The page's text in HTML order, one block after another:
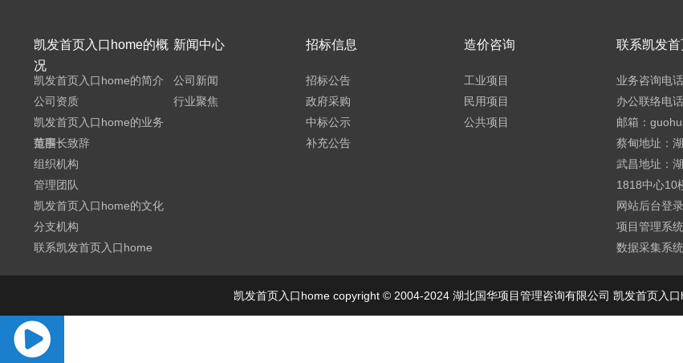
凯发首页入口home的概
况
凯发首页入口home的简介
公司资质
凯发首页入口home的业务
范围
董事长致辞
组织机构
管理团队
凯发首页入口home的文化
分支机构
联系凯发首页入口home
新闻中心
公司新闻
行业聚焦
招标信息
招标公告
政府采购
中标公示
补充公告
造价咨询
工业项目
民用项目
公共项目
联系凯发
业务咨询电
办公联络电
邮箱：
蔡甸地址：
武昌地址：
1818中心10
网站后台登录
项目管理系统
数据采集系统
凯发首页入口home copyright © 2004-2024 湖北国华项目管理咨询有限公司 凯发首页入